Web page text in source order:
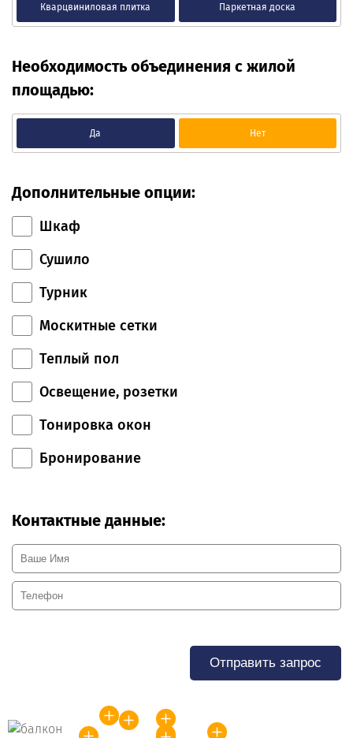
Кварцвиниловая плитка Паркетная доска
Необходимость объединения с жилой
площадью:
Да Нет
Дополнительные опции:
Шкаф
Сушило
Турник
Москитные сетки
Теплый пол
Освещение, розетки
Тонировка окон
Бронирование
Контактные данные:
Отправить запрос